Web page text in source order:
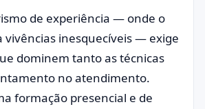
de experiência — onde o
vivências inesquecíveis — exige
dominem tanto as técnicas
no atendimento.
formação presencial e de